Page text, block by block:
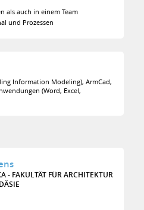
als auch in einem Team
und Prozessen
Information Modeling), ArmCad,
(Word, Excel,
- FAKULTÄT FÜR ARCHITEKTUR